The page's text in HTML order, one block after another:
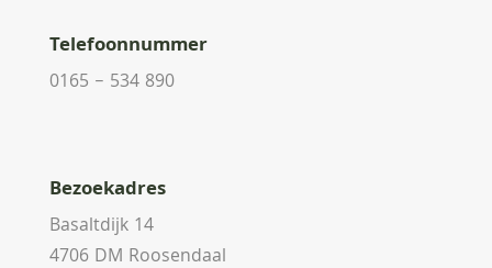
Telefoonnummer
0165 – 534 890
Bezoekadres
Basaltdijk 14
4706 DM Roosendaal